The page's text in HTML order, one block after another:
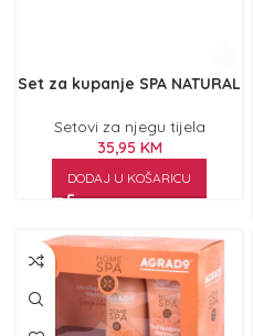
Set za kupanje SPA NATURAL
Setovi za njegu tijela
35,95 KM
DODAJ U KOŠARICU